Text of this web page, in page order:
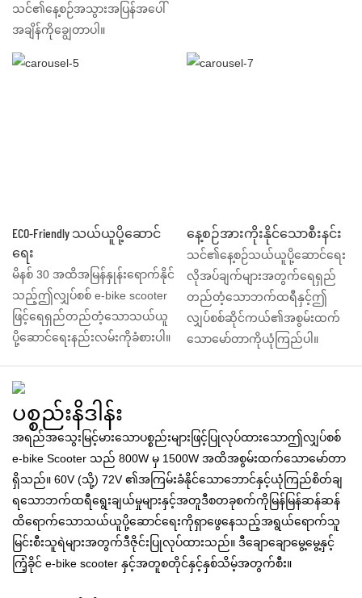
သင်၏နေ့စဉ်အသွားအပြန်အပေါ်
အချိန်ကိုချွေတာပါ။
ECO-Friendly သယ်ယူပို့ဆောင်
ရေး
မိနစ် 30 အထိအမြန်နှုန်းရောက်နိုင်
သည့်ဤလျှပ်စစ် e-bike scooter
ဖြင့်ရေရှည်တည်တံ့သောသယ်ယူ
ပို့ဆောင်ရေးနည်းလမ်းကိုခံစားပါ။
နေ့စဉ်အားကိုးနိုင်သောစီးနင်း
သင်၏နေ့စဉ်သယ်ယူပို့ဆောင်ရေး
လိုအပ်ချက်များအတွက်ရေရှည်
တည်တံ့သောဘက်ထရီနှင့်ဤ
လျှပ်စစ်ဆိုင်ကယ်၏အစွမ်းထက်
သောမော်တာကိုယုံကြည်ပါ။
ပစ္စည်းနိဒါန်း
အရည်အသွေးမြင့်မားသောပစ္စည်းများဖြင့်ပြုလုပ်ထားသောဤလျှပ်စစ်
e-bike Scooter သည် 800W မှ 1500W အထိအစွမ်းထက်သောမော်တာ
ရှိသည်။ 60V (သို့) 72V ၏အကြမ်းခံနိုင်သောဘောင်နှင့်ယုံကြည်စိတ်ချ
ရသောဘက်ထရီရွေးချယ်မှုများနှင့်အတူဒီစတခုစက်ကိုမြန်မြန်ဆန်ဆန်
ထိရောက်သောသယ်ယူပို့ဆောင်ရေးကိုရှာဖွေနေသည့်အရွယ်ရောက်သူ
မြင်းစီးသူရဲများအတွက်ဒီဇိုင်းပြုလုပ်ထားသည်။ ဒီချောချောမွေ့မွေ့နှင့်
ကြံ့ခိုင် e-bike scooter နှင့်အတူစတိုင်နှင့်နှစ်သိမ့်အတွက်စီး။